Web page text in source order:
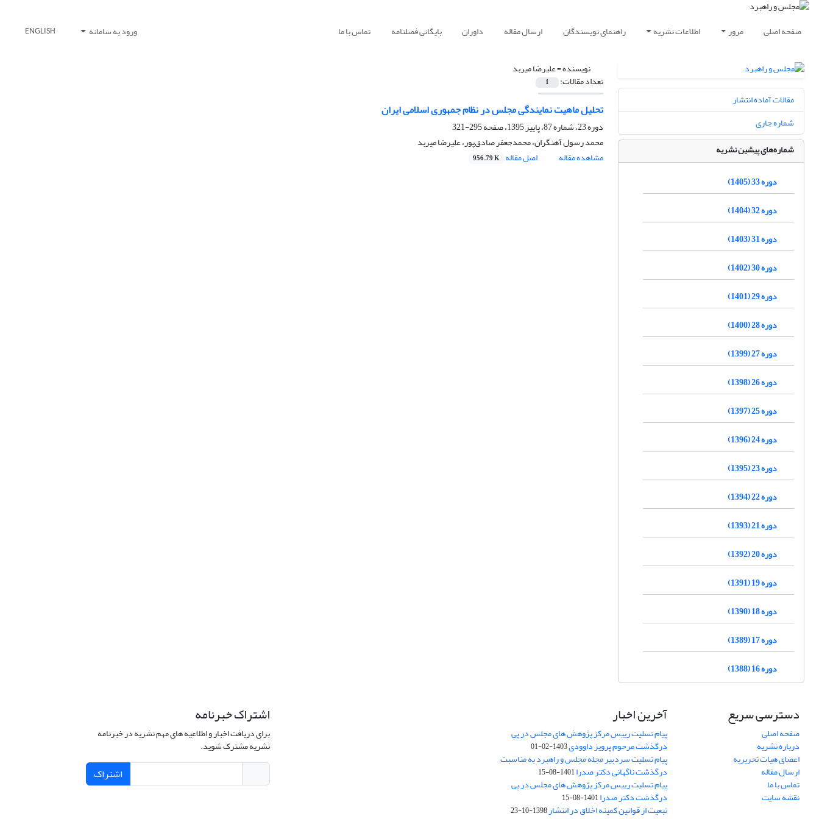
صفحه اصلی مرور اطلاعات نشریه راهنمای نویسندگان ارسال مقاله داوران بایگانی فصلنامه تماس با ما ورود به سامانه ENGLISH
نویسنده =علیرضا میربد
تعداد مقالات: 1
تحلیل ماهیت نمایندگی مجلس در نظام جمهوری اسلامی ایران
دوره 23، شماره 87، پاییز 1395، صفحه
295-321
محمد رسول آهنگران، محمدجعفر صادق‌پور، علیرضا میربد
مشاهده مقاله
اصل مقاله 956.79 K
مقالات آماده انتشار
شماره جاری
شماره‌های پیشین نشریه
دوره 33 (1405)
دوره 32 (1404)
دوره 31 (1403)
دوره 30 (1402)
دوره 29 (1401)
دوره 28 (1400)
دوره 27 (1399)
دوره 26 (1398)
دوره 25 (1397)
دوره 24 (1396)
دوره 23 (1395)
دوره 22 (1394)
دوره 21 (1393)
دوره 20 (1392)
دوره 19 (1391)
دوره 18 (1390)
دوره 17 (1389)
دوره 16 (1388)
دسترسی سریع
صفحه اصلی
درباره نشریه
اعضای هیات تحریریه
ارسال مقاله
تماس با ما
نقشه سایت
آخرین اخبار
پیام تسلیت رییس مرکز پژوهش های مجلس در پی
درگذشت مرحوم پرویز داوودی1403-02-01
پیام تسلیت سردبیر مجله مجلس و راهبرد به مناسبت
درگذشت ناگهانی دکتر صدرا1401-08-15
پیام تسلیت رییس مرکز پژوهش های مجلس در پی
درگذشت دکتر صدرا1401-08-15
تبعیت از قوانین کمیته اخلاق در انتشار1398-10-23
اشتراک خبرنامه
برای دریافت اخبار و اطلاعیه های مهم نشریه در خبرنامه
نشریه مشترک شوید.
اشتراک